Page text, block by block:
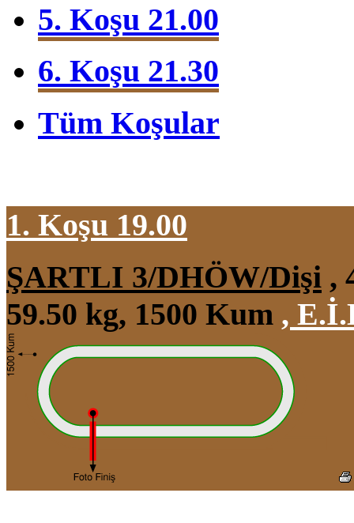
5. Koşu 21.00
6. Koşu 21.30
Tüm Koşular
1. Koşu 19.00
ŞARTLI 3/DHÖW/Dişi ,
59.50 kg, 1500 Kum ,